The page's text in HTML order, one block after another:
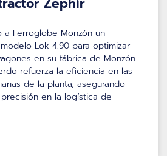
a Ferroglobe Monzón un
Lok 4.90 para optimizar
en su fábrica de Monzón
refuerza la eficiencia en las
de la planta, asegurando
en la logística de